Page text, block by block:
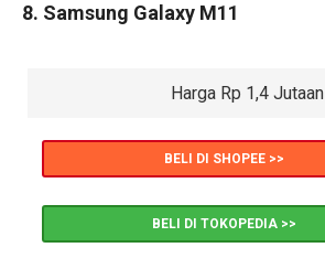
8. Samsung Galaxy M11
Harga Rp 1,4 Jutaan
BELI DI SHOPEE >>
BELI DI TOKOPEDIA >>